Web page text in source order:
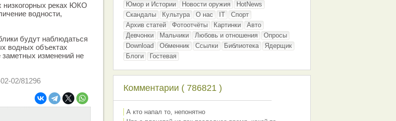
низкогорных реках ЮКО
водности,
будут наблюдаться
водных объектах
заметных изменений не
02/81296
Юмор и Истории
Новости оружия
HotNews
Скандалы
Культура О нас IT
Спорт
Архив статей
Фотоотчёты Картинки
Авто
Девчонки
Мальчики Любовь и отношения
Опросы
Download
Обменник Ссылки Библиотека
Ядерщик
Блоги
Гостевая
Комментарии ( 786821 )
А кто напал то, непонятно